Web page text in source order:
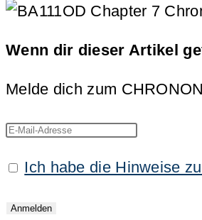
Wenn dir dieser Artikel
Melde dich zum
Ich habe die Hinweise